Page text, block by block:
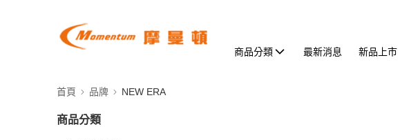
商品分類 最新消息 新品上市
首頁 品牌 NEW ERA
商品分類